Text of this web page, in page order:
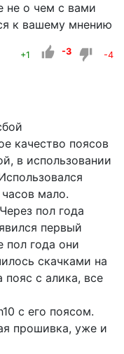
не о чем с вами
к вашему мнению
+1 -3 -4
качество поясов
в использовании
мало.
пол года
первый
пол года они
скачками на
с алика, все
с его поясом.
прошивка, уже и